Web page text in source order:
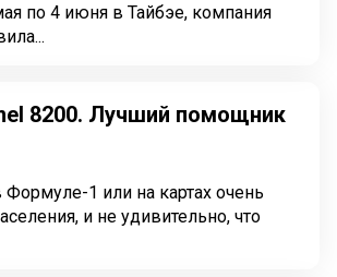
по 4 июня в Тайбэе, компания
8200. Лучший помощник
и не удивительно, что